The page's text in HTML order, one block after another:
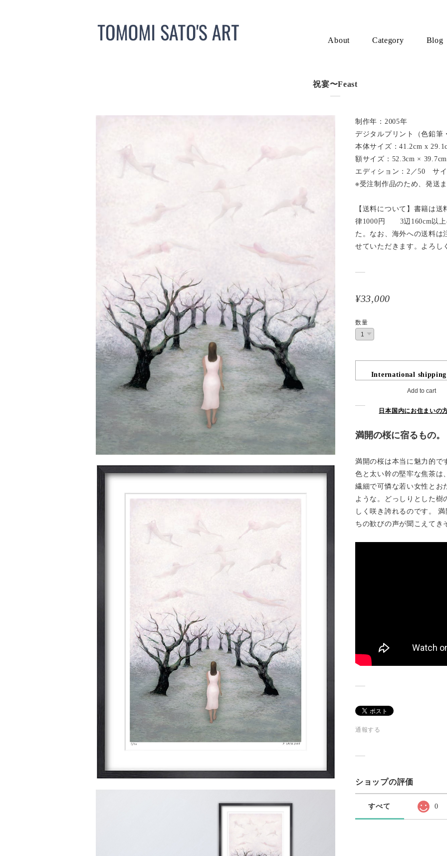
About Category Blog
祝宴〜Feast
制作年：2005年
デジタルプリント（色鉛筆
本体サイズ：41.2cm x
額サイズ：52.3cm × 39.7cm
エディション：2／50 サ
※受注制作品のため、発送
【送料について】書籍は
律1000円 3辺160cm以上
た。なお、海外への送料は
せていただきます。よろし
¥33,000
数量
International
Add to cart
日本国内にお住まいの
満開の桜に宿るもの。
満開の桜は本当に魅力的で
色と太い幹の堅牢な焦茶は
繊細で可憐な若い女性とお
ような。どっしりとした樹
しく咲き誇れるのです。
ちの歓びの声が聞こえてき
通報する
ショップの評価
すべて 0